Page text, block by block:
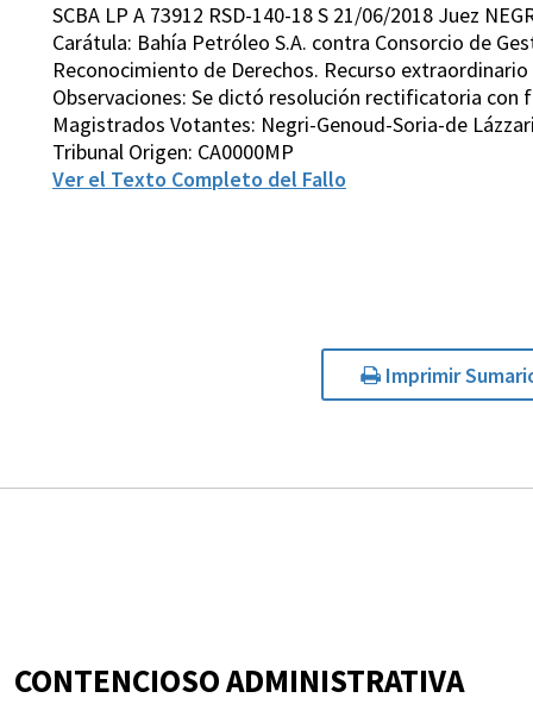
SCBA LP A 73912 RSD-140-18 S 21/06/2018 Juez
Carátula: Bahía Petróleo S.A. contra Consorcio de
Reconocimiento de Derechos. Recurso
Observaciones: Se dictó resolución rectificatoria con
Magistrados Votantes: Negri-Genoud-Soria-de
Tribunal Origen: CA0000MP
Ver el Texto Completo del Fallo
Imprimir
CONTENCIOSO ADMINISTRATIVA